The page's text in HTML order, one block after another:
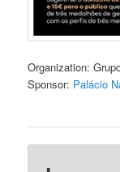
Organization:
Sponsor: Palácio